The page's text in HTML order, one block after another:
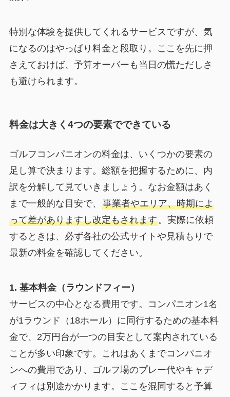
特別な体験を提供してくれるサービスですが、気
になるのはやっぱり料金と段取り。ここを先に押
さえておけば、予算オーバーも当日の慌ただしさ
も避けられます。
料金は大きく4つの要素でできている
ゴルフコンパニオンの料金は、いくつかの要素の
足し算で決まります。総額を把握するために、内
訳を分解して見ていきましょう。なお金額はあく
まで一般的な目安で、 事業者やエリア、時期によ
って差がありますし改定もされます。実際に依頼
するときは、必ず各社の公式サイトや見積もりで
最新の料金を確認してください。
1. 基本料金（ラウンドフィー）
サービスの中心となる費用です。コンパニオン1名
が1ラウンド（18ホール）に同行するための基本料
金で、2万円台が一つの目安として案内されている
ことが多い印象です。これはあくまでコンパニオ
ンへの費用であり、ゴルフ場のプレー代やキャデ
ィフィは別途かかります。ここを混同すると予算